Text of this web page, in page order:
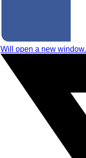
Will open a new window.